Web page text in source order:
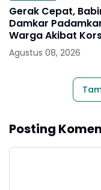
Gerak Cepat,
Damkar
Warga Akibat
Agustus 08, 2026
Posting